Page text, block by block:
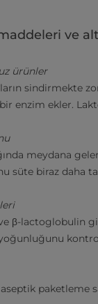
ve
ürünler
sindirmekte
enzim ekler.
meydana
süte biraz daha
β-lactoglobulin
yoğunluğunu
aseptik